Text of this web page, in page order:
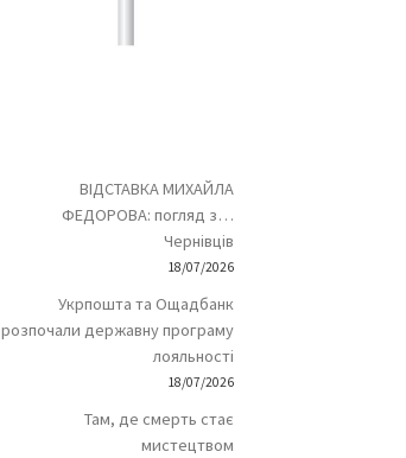
ВІДСТАВКА МИХАЙЛА
ФЕДОРОВА: погляд з…
Чернівців
18/07/2026
Укрпошта та Ощадбанк
розпочали державну програму
лояльності
18/07/2026
Там, де смерть стає
мистецтвом